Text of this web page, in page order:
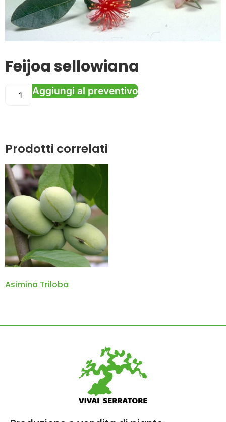
Feijoa sellowiana
Aggiungi al preventivo
Prodotti correlati
Asimina Triloba